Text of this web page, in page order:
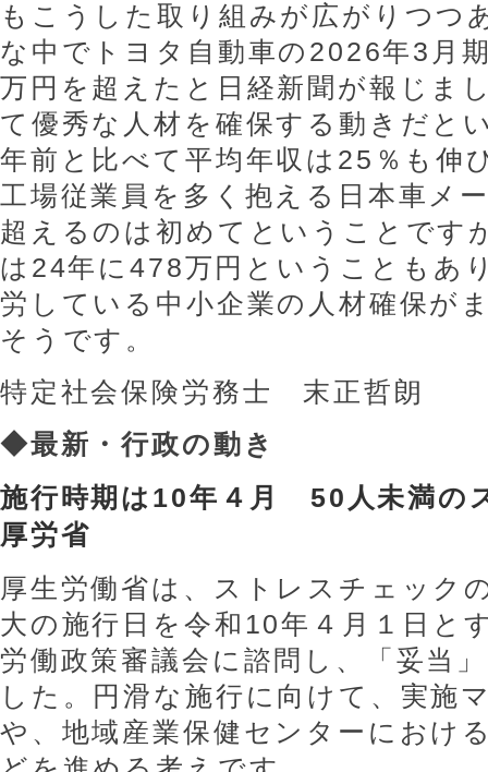
もこうした取り組みが広がりつつ
な中でトヨタ自動車の2026年3月
万円を超えたと日経新聞が報じま
て優秀な人材を確保する動きだと
年前と比べて平均年収は25％も伸
工場従業員を多く抱える日本車メ
超えるのは初めてということです
は24年に478万円ということもあ
労している中小企業の人材確保が
そうです。
特定社会保険労務士 末正哲朗
◆最新・行政の動き
施行時期は10年４月 50人未満
厚労省
厚生労働省は、ストレスチェック
大の施行日を令和10年４月１日と
労働政策審議会に諮問し、「妥当
した。円滑な施行に向けて、実施
や、地域産業保健センターにおけ